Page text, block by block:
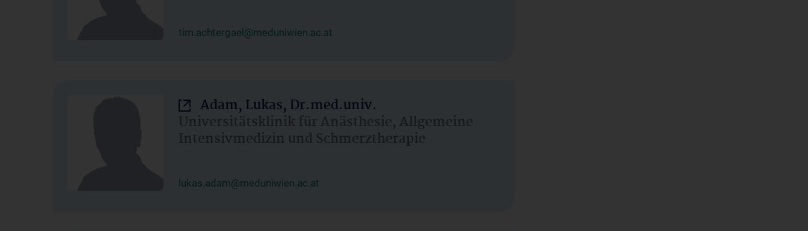
tim.achtergael@meduniwien.ac.at
Adam, Lukas, Dr.med.univ.
Universitätsklinik für Anästhesie, Allgemeine
Intensivmedizin und Schmerztherapie
lukas.adam@meduniwien.ac.at